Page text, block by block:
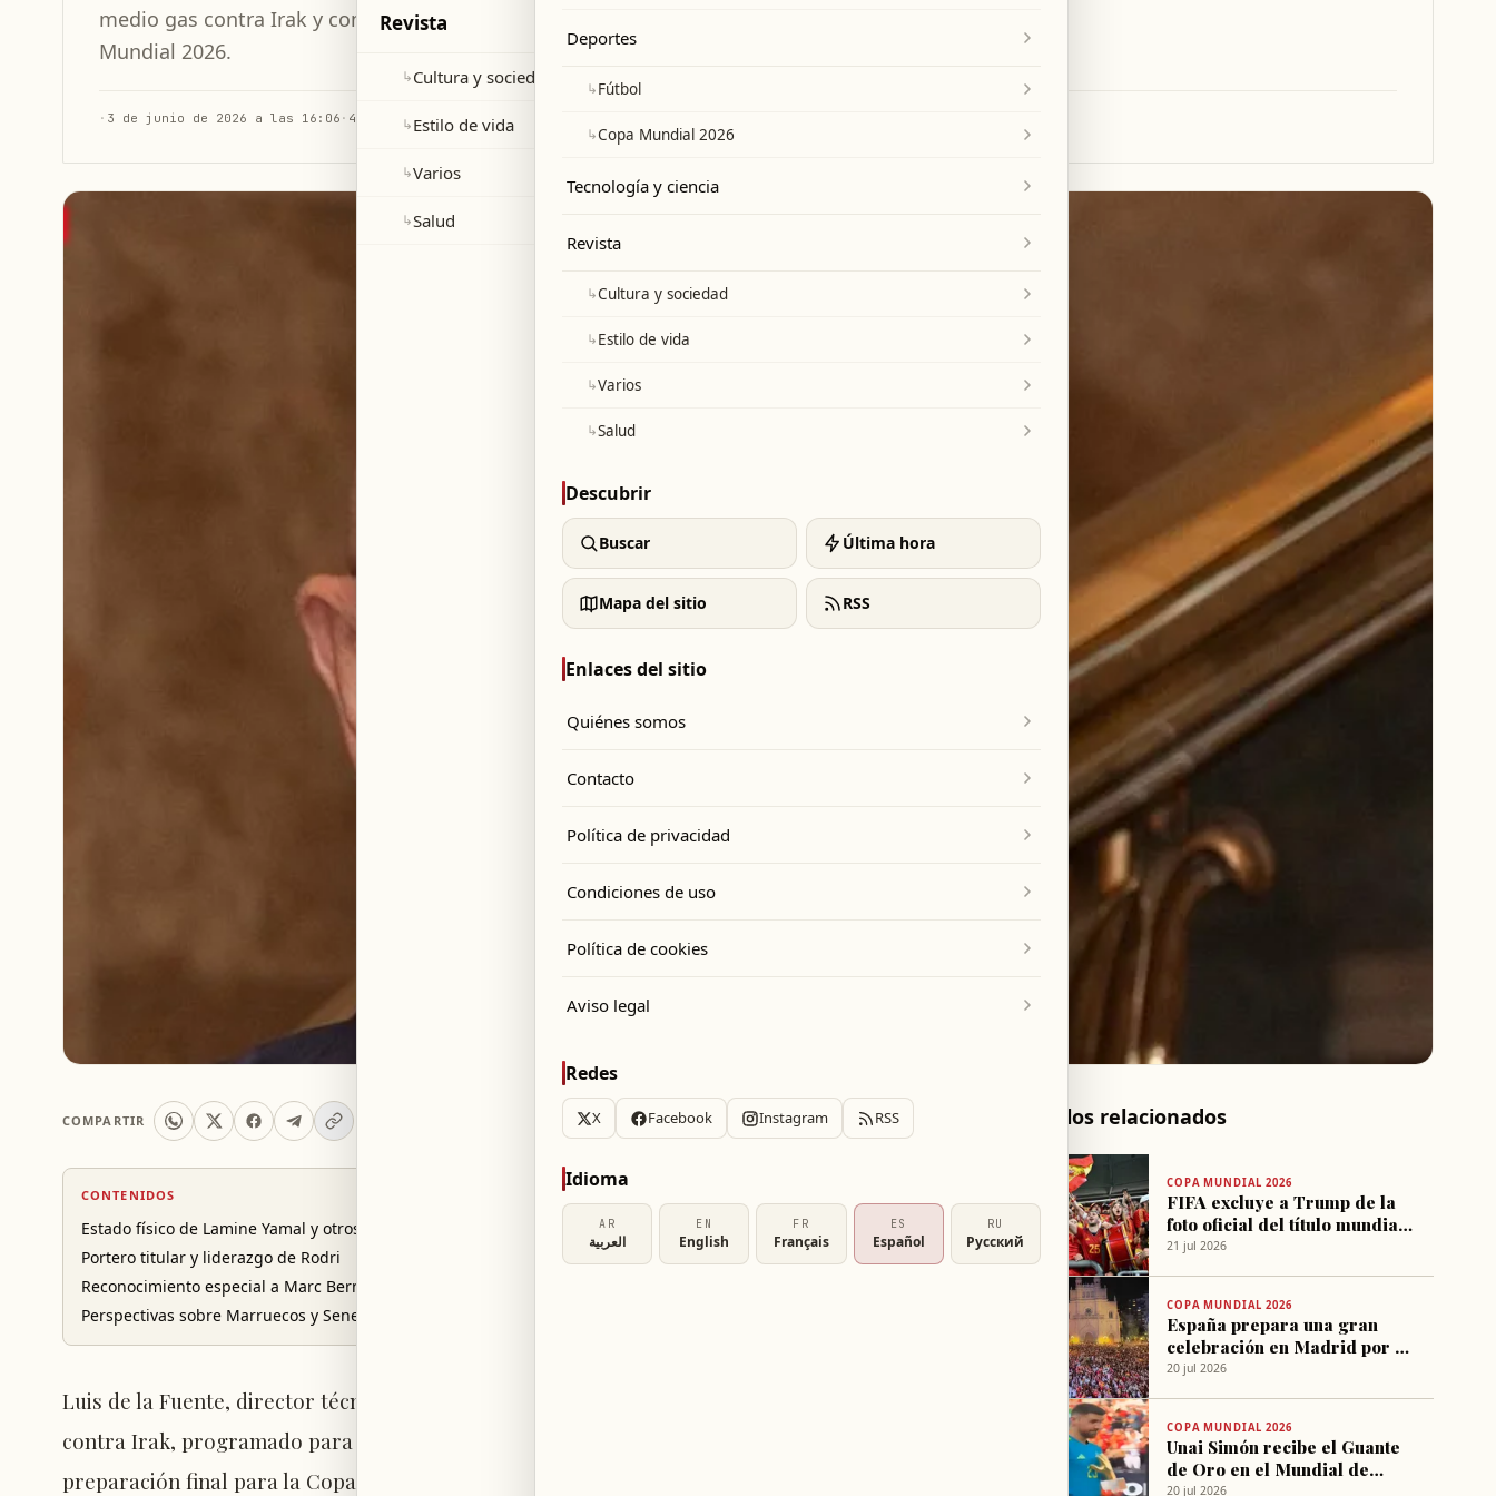
medio gas contra Irak y compartió su visión sobre Marruecos y Senegal en el
Mundial 2026.
· 3 de junio de 2026 a las 16:06 · 4 min de lectura
COMPARTIR
CONTENIDOS
Estado físico de Lamine Yamal y otros lesionados
Portero titular y liderazgo de Rodri
Reconocimiento especial a Marc Bernal
Perspectivas sobre Marruecos y Senegal en el Mundial
Luis de la Fuente, director técnico de la selección española, afirmó que el partido amistoso
contra Irak, programado para el jueves en La Coruña, será una prueba seria en la
preparación final para la Copa Mundial de 2026. Subrayó que su equipo no considerará este
Artículos relacionados
COPA MUNDIAL 2026
FIFA excluye a Trump de la
foto oficial del título mundial
de España
21 jul 2026
COPA MUNDIAL 2026
España prepara una gran
celebración en Madrid por el
título mundial 2026
20 jul 2026
COPA MUNDIAL 2026
Unai Simón recibe el Guante
de Oro en el Mundial de
20 jul 2026
Revista
↳Cultura y sociedad
↳Estilo de vida
↳Varios
↳Salud
Deportes
↳Fútbol
↳Copa Mundial 2026
Tecnología y ciencia
Revista
↳Cultura y sociedad
↳Estilo de vida
↳Varios
↳Salud
Descubrir
Buscar Última hora
Mapa del sitio RSS
Enlaces del sitio
Quiénes somos
Contacto
Política de privacidad
Condiciones de uso
Política de cookies
Aviso legal
Redes
X Facebook Instagram RSS
Idioma
AR
العربية
EN
English
FR
Français
ES
Español
RU
Русский